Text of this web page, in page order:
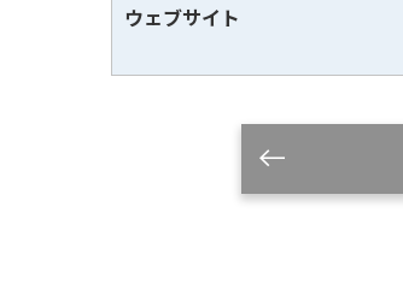
ウェブサイト